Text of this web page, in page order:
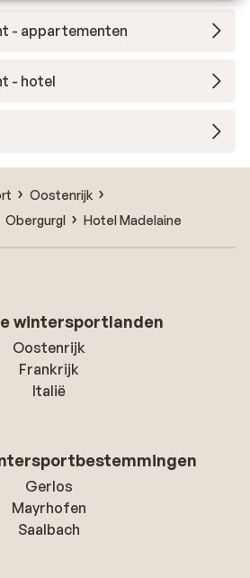
- appartementen
- hotel
Oostenrijk
Obergurgl Hotel Madelaine
wintersportlanden
Oostenrijk
Frankrijk
Italië
Gerlos
Mayrhofen
Saalbach